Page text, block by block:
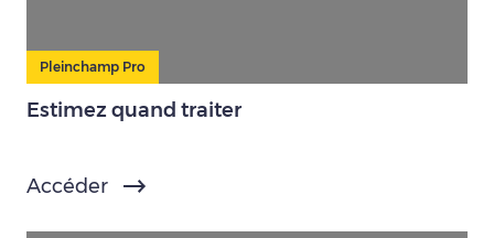
Pleinchamp Pro
Estimez quand traiter
Accéder